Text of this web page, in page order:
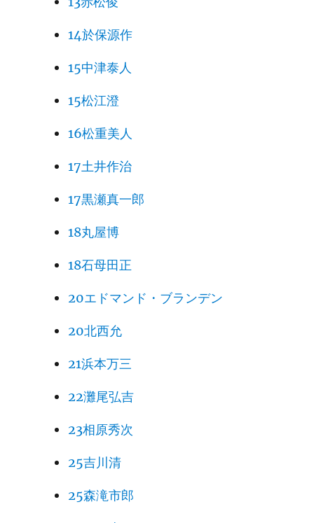
14於保源作
15中津泰人
15松江澄
16松重美人
17土井作治
17黒瀬真一郎
18丸屋博
18石母田正
20エドマンド・ブランデン
20北西允
21浜本万三
22灘尾弘吉
23相原秀次
25吉川清
25森滝市郎